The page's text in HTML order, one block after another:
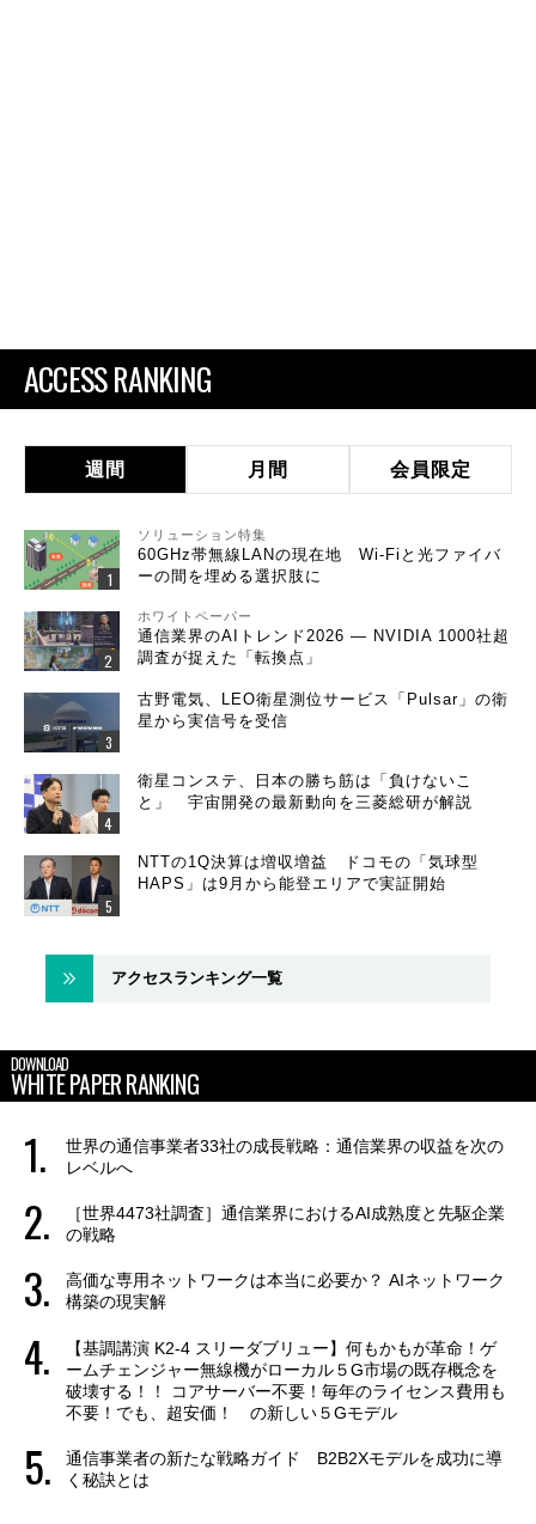
ACCESS RANKING
週間 月間 会員限定
ソリューション特集
60GHz帯無線LANの現在地 Wi-Fiと光ファイバ
ーの間を埋める選択肢に
ホワイトペーパー
通信業界のAIトレンド2026 ― NVIDIA 1000社超
調査が捉えた「転換点」
古野電気、LEO衛星測位サービス「Pulsar」の衛
星から実信号を受信
衛星コンステ、日本の勝ち筋は「負けないこ
と」 宇宙開発の最新動向を三菱総研が解説
NTTの1Q決算は増収増益 ドコモの「気球型
HAPS」は9月から能登エリアで実証開始
アクセスランキング一覧
DOWNLOAD
WHITE PAPER RANKING
世界の通信事業者33社の成長戦略：通信業界の収益を次の
レベルへ
［世界4473社調査］通信業界におけるAI成熟度と先駆企業
の戦略
高価な専用ネットワークは本当に必要か？ AIネットワーク
構築の現実解
【基調講演 K2-4 スリーダブリュー】何もかもが革命！ゲ
ームチェンジャー無線機がローカル５G市場の既存概念を
破壊する！！ コアサーバー不要！毎年のライセンス費用も
不要！でも、超安価！ の新しい５Gモデル
通信事業者の新たな戦略ガイド B2B2Xモデルを成功に導
く秘訣とは